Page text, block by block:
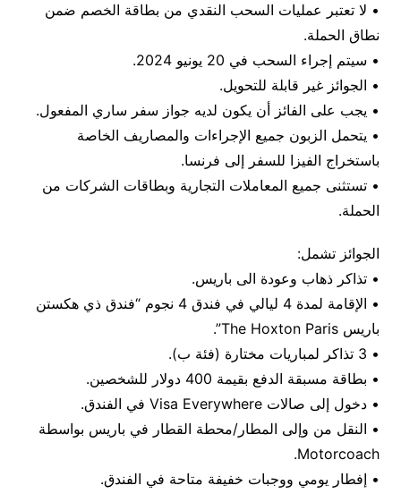
• لا تعتبر عمليات السحب النقدي من بطاقة الخصم ضمن
نطاق الحملة.
• سيتم إجراء السحب في 20 يونيو 2024.
• الجوائز غير قابلة للتحويل.
• يجب على الفائز أن يكون لديه جواز سفر ساري المفعول.
• يتحمل الزبون جميع الإجراءات والمصاريف الخاصة
باستخراج الفيزا للسفر إلى فرنسا.
• تستثنى جميع المعاملات التجارية وبطاقات الشركات من
الحملة.
الجوائز تشمل:
• تذاكر ذهاب وعودة الى باريس.
• الإقامة لمدة 4 ليالي في فندق 4 نجوم “فندق ذي هكستن
باريس The Hoxton Paris”.
• 3 تذاكر لمباريات مختارة (فئة ب).
• بطاقة مسبقة الدفع بقيمة 400 دولار للشخصين.
• دخول إلى صالات Visa Everywhere في الفندق.
• النقل من وإلى المطار/محطة القطار في باريس بواسطة
Motorcoach.
• إفطار يومي ووجبات خفيفة متاحة في الفندق.